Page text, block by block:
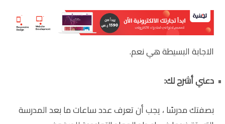
الاجابة البسيطة هي نعم.
دعني أشرح لك:
بصفتك مدرسًا ، يجب أن تعرف عدد ساعات ما بعد المدرسة